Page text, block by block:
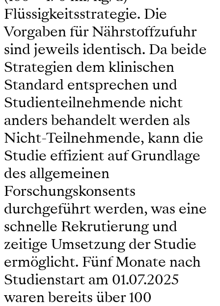
Flüssigkeitsstrategie. Die
Vorgaben für Nährstoffzufuhr
sind jeweils identisch. Da beide
Strategien dem klinischen
Standard entsprechen und
Studienteilnehmende nicht
anders behandelt werden als
Nicht-Teilnehmende, kann die
Studie effizient auf Grundlage
des allgemeinen
Forschungskonsents
durchgeführt werden, was eine
schnelle Rekrutierung und
zeitige Umsetzung der Studie
ermöglicht. Fünf Monate nach
Studienstart am 01.07.2025
waren bereits über 100